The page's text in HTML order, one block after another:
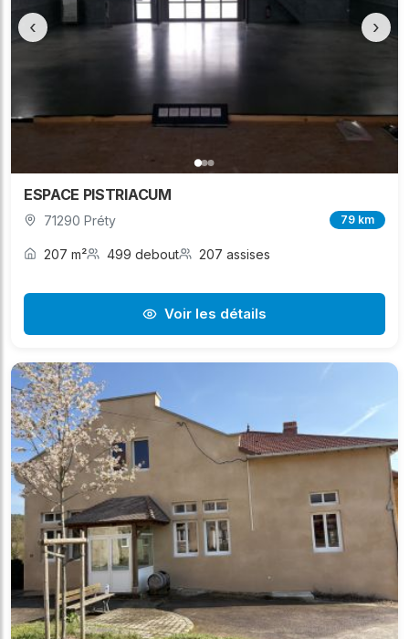
‹ ›
ESPACE PISTRIACUM
71290 Préty 79 km
207 m² 499 debout 207 assises
Voir les détails